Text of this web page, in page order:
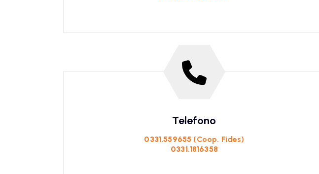
Telefono
0331.559655 (Coop. Fides)
0331.1816358